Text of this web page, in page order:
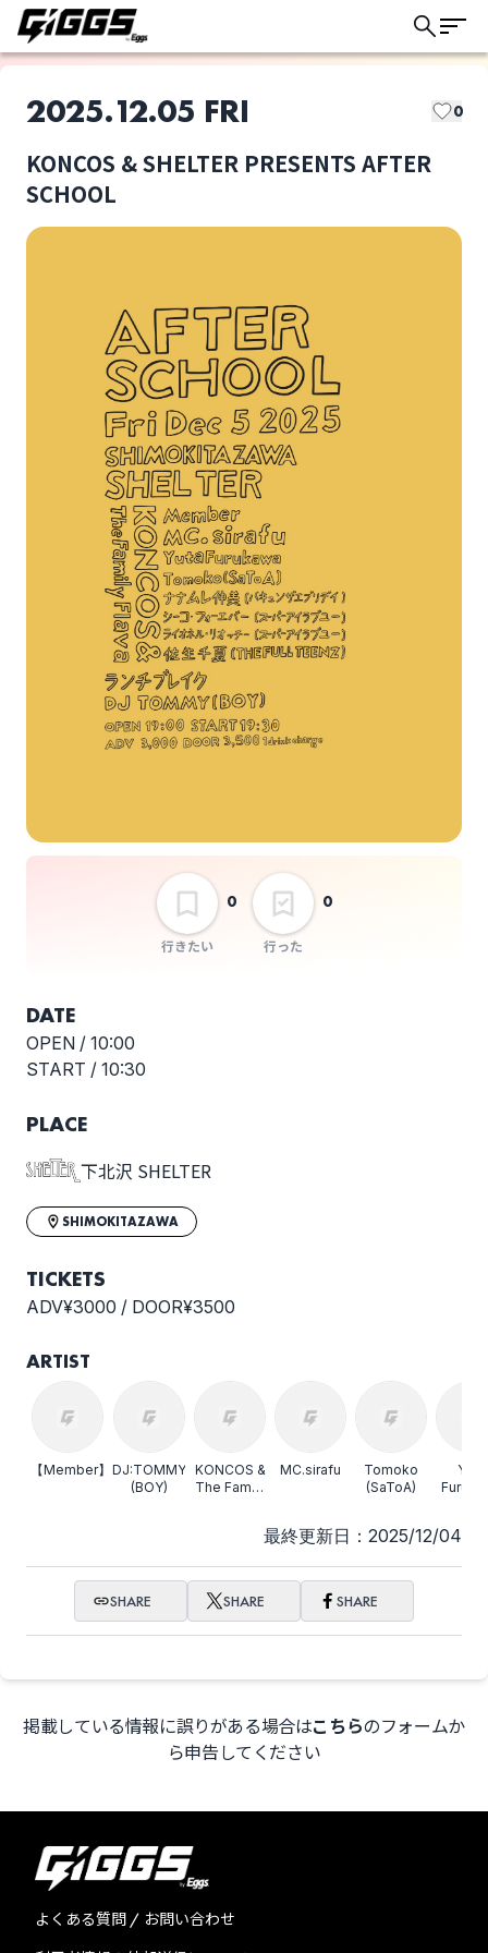
ライブ体験をもっと楽しく、もっと便利
に。
2025.12.05 FRI 0
KONCOS & SHELTER PRESENTS AFTER
SCHOOL
行きたい
0
行った
0
KONCOS & The
Family Flava
MC.sirafu
Tomoko (SaToA)
シーコ・フォーエバー
ライオネル・リオッチ
ユー)
ランチブレイク
選択しない
DATE
OPEN / 10:00
START / 10:30
PLACE
下北沢 SHELTER
SHIMOKITAZAWA
TICKETS
ADV¥3000 / DOOR¥3500
ARTIST
【Member】 DJ:TOMMY
(BOY)
KONCOS &
The Family
MC.sirafu
Tomoko
(SaToA)
Yuta
最終更新日：2025/12/04
SHARE SHARE SHARE
掲載している情報に誤りがある場合はこちらのフォームか
ら申告してください
よくある質問 / お問い合わせ